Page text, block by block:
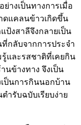
างเป็นทางการเมื่อ
ดแคลนข้าวเกิดขึ้น
ป้งสาลีจึงกลายเป็น
กลับจากการประจำ
รู้และรสชาติที่เคยกิน
นข้างทาง จึงเป็น
ป็นการกินนอกบ้าน
ำรับฉบับเรียบง่าย